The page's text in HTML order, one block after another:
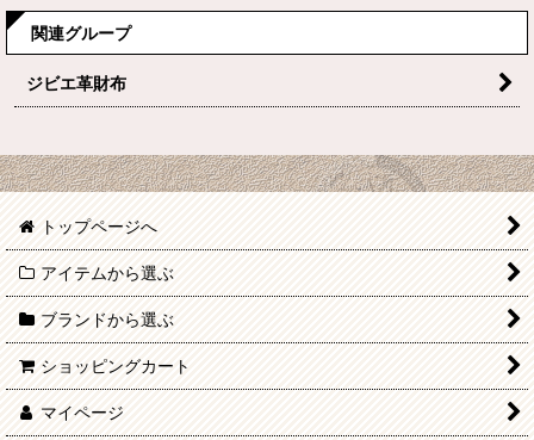
関連グループ
ジビエ革財布
トップページへ
アイテムから選ぶ
ブランドから選ぶ
ショッピングカート
マイページ